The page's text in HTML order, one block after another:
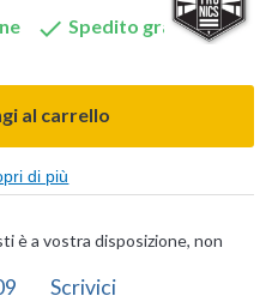
 Spedito gratis
al carrello
di più
è a vostra disposizione, non
Scrivici